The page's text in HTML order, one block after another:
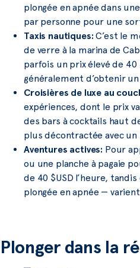
plongée en apnée dans
par personne pour une
Taxis nautiques: C’est le
de verre à la marina de
parfois un prix élevé de
généralement d’obtenir
Croisières de luxe au
expériences, dont le prix
des bars à cocktails haut
plus décontractée avec
Aventures actives: Pour
ou une planche à pagaie
de 40 $USD l’heure,
plongée en apnée —
Plonger dans la